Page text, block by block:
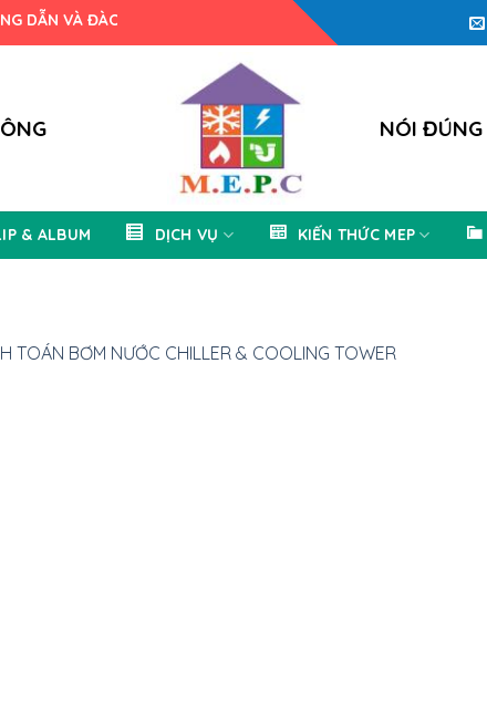
VÀ ĐÀO TẠO THIẾT KẾ M.E.P.C
NÓI ĐÚNG
& ALBUM DỊCH VỤ KIẾN THỨC MEP
TOÁN BƠM NƯỚC CHILLER & COOLING TOWER